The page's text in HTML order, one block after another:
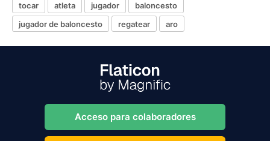
tocar
atleta jugador
baloncesto
jugador de baloncesto
regatear aro
Acceso para colaboradores